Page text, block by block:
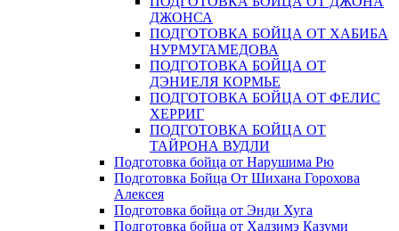
ДЖОНСА
ПОДГОТОВКА БОЙЦА ОТ ХАБИБА
НУРМУГАМЕДОВА
ПОДГОТОВКА БОЙЦА ОТ
ДЭНИЕЛЯ КОРМЬЕ
ПОДГОТОВКА БОЙЦА ОТ ФЕЛИС
ХЕРРИГ
ПОДГОТОВКА БОЙЦА ОТ
ТАЙРОНА ВУДЛИ
Подготовка бойца от Нарушима Рю
Подготовка Бойца От Шихана Горохова
Алексея
Подготовка бойца от Энди Хуга
Подготовка бойца от Хадзимэ Казуми